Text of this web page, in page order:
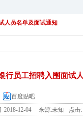
人员名单及面试通知
行员工招聘入围面试
百度贴吧
2018-12-04 来源:未知 点击: